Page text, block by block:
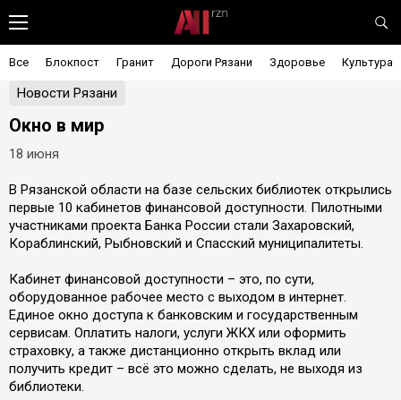
Все Блокпост Гранит Дороги Рязани Здоровье Культура
Новости Рязани
Окно в мир
18 июня
В Рязанской области на базе сельских библиотек открылись
первые 10 кабинетов финансовой доступности. Пилотными
участниками проекта Банка России стали Захаровский,
Кораблинский, Рыбновский и Спасский муниципалитеты.
Кабинет финансовой доступности – это, по сути,
оборудованное рабочее место с выходом в интернет.
Единое окно доступа к банковским и государственным
сервисам. Оплатить налоги, услуги ЖКХ или оформить
страховку, а также дистанционно открыть вклад или
получить кредит – всё это можно сделать, не выходя из
библиотеки.